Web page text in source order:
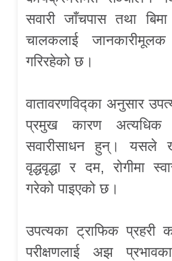
सवारी जाँचपास तथा
चालकलाई
गरिरहेको छ।
वातावरणविद्का अनुसार
प्रमुख कारण अत्यधिक
सवारीसाधन हुन्। यसले
वृद्धवृद्धा र दम, रोगीमा
गरेको पाइएको छ।
उपत्यका ट्राफिक प्रहरी
परीक्षणलाई अझ